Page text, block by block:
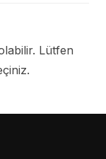
Lütfen